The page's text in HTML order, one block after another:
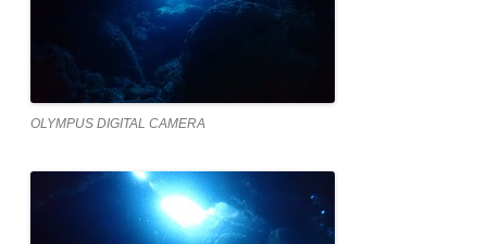
OLYMPUS DIGITAL CAMERA